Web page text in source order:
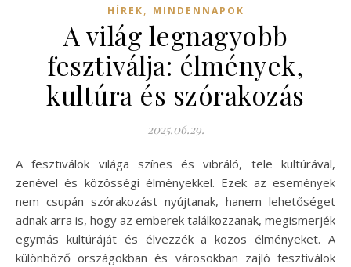
HÍREK, MINDENNAPOK
A világ legnagyobb
fesztiválja: élmények,
kultúra és szórakozás
2025.06.29.
A fesztiválok világa színes és vibráló, tele kultúrával,
zenével és közösségi élményekkel. Ezek az események
nem csupán szórakozást nyújtanak, hanem lehetőséget
adnak arra is, hogy az emberek találkozzanak, megismerjék
egymás kultúráját és élvezzék a közös élményeket. A
különböző országokban és városokban zajló fesztiválok